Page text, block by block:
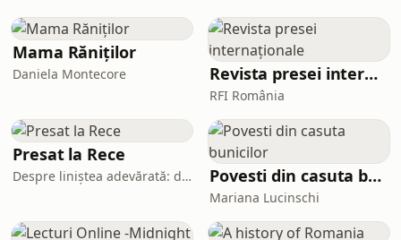
proaspăt și eficient, modelele
instituționale fără de care nu poate
dăinu
Mama Răniților
Daniela Montecore Revista presei internaționale
RFI România
Presat la Rece
Despre liniștea adevărată: de la stoici la Athos, de la corp la suflet. Povesti din casuta bunicilor
Mariana Lucinschi